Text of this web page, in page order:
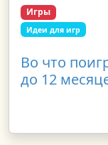
Игры
Идеи для игр
Во что
до 12